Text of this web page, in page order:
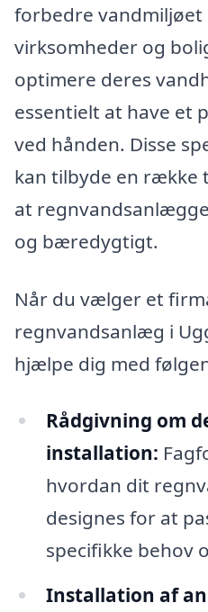
forbedre
virksomheder og
optimere deres
essentielt at have et
ved hånden. Disse
kan tilbyde en række
at
og bæredygtigt.
Når du vælger et
regnvandsanlæg i
hjælpe dig med
Rådgivning om
installation:
hvordan dit
designes for at
specifikke behov
Installation af